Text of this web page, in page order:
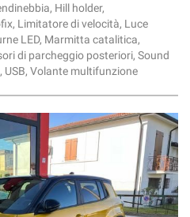
Hill holder,
Limitatore di velocità, Luce
LED, Marmitta catalitica,
di parcheggio posteriori, Sound
Volante multifunzione